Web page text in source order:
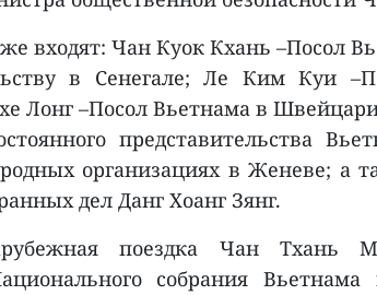
входят: Чан Куок Кхань –Посол
в Сенегале; Ле Ким Куи
Лонг –Посол Вьетнама в
представительства
организациях в Женеве; а
дел Данг Хоанг Зянг.
поездка Чан Тхань
собрания